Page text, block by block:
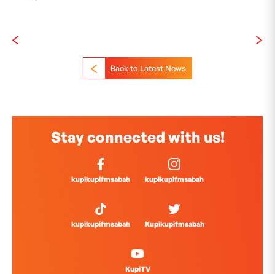
Back to Latest News
Stay connected with us!
kupikupifmsabah kupikupifmsabah
kupikupifmsabah Kupikupifmsabah
KupiTV